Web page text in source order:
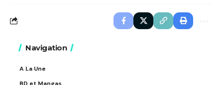
Navigation
A La Une
BD et Mangas